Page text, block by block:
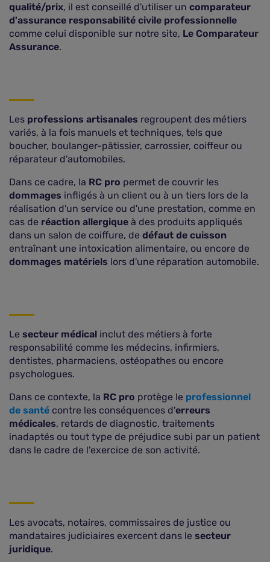
qualité/prix, il est conseillé d'utiliser un comparateur
d'assurance responsabilité civile professionnelle
comme celui disponible sur notre site, Le Comparateur
Assurance.
Les professions artisanales regroupent des métiers
variés, à la fois manuels et techniques, tels que
boucher, boulanger-pâtissier, carrossier, coiffeur ou
réparateur d'automobiles.
Dans ce cadre, la RC pro permet de couvrir les
dommages infligés à un client ou à un tiers lors de la
réalisation d'un service ou d'une prestation, comme en
cas de réaction allergique à des produits appliqués
dans un salon de coiffure, de défaut de cuisson
entraînant une intoxication alimentaire, ou encore de
dommages matériels lors d'une réparation automobile.
Le secteur médical inclut des métiers à forte
responsabilité comme les médecins, infirmiers,
dentistes, pharmaciens, ostéopathes ou encore
psychologues.
Dans ce contexte, la RC pro protège le professionnel
de santé contre les conséquences d'erreurs
médicales, retards de diagnostic, traitements
inadaptés ou tout type de préjudice subi par un patient
dans le cadre de l'exercice de son activité.
Les avocats, notaires, commissaires de justice ou
mandataires judiciaires exercent dans le secteur
juridique.